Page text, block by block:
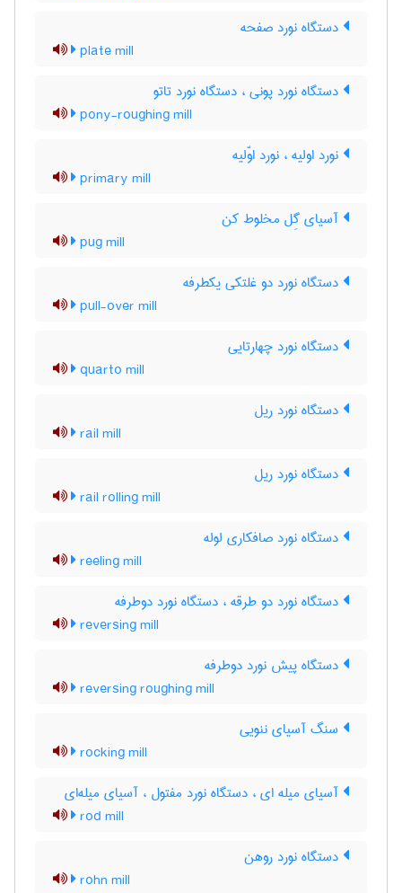
دستگاه نورد صفحه
plate mill
دستگاه نورد پونی ، دستگاه نورد تاتو
pony-roughing mill
نورد اولیه ، نورد اوّلیه
primary mill
آسیای گِل مخلوط کن
pug mill
دستگاه نورد دو غلتکی یکطرفه
pull-over mill
دستگاه نورد چهارتایی
quarto mill
دستگاه نورد ریل
rail mill
دستگاه نورد ریل
rail rolling mill
دستگاه نورد صافکاری لوله
reeling mill
دستگاه نورد دو طرقه ، دستگاه نورد دوطرفه
reversing mill
دستگاه پیش نورد دوطرفه
reversing roughing mill
سنگ آسیای ننویی
rocking mill
آسیای میله ای ، دستگاه نورد مفتول ، آسیای میله‌ای
rod mill
دستگاه نورد روهن
rohn mill